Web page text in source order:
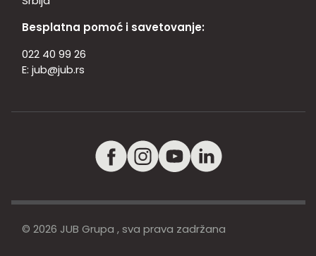
Besplatna pomoć i savetovanje:
022 40 99 26
E: jub@jub.rs
© 2026 JUB Grupa , sva prava zadržana